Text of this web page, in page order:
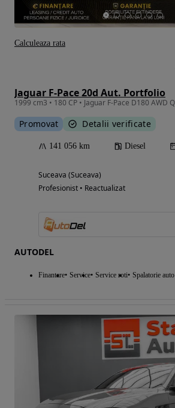
Jaguar F-Pace 20d Aut. Portfolio
Promovat Detalii verificate
141 056 km Diesel
Suceava (Suceava)
Profesionist • Reactualizat
AUTODEL
Finantare Service Service roti Spalatorie auto
Calculeaza rata